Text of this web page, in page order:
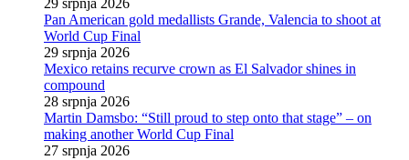
29 srpnja 2026
Pan American gold medallists Grande, Valencia to shoot at
World Cup Final
29 srpnja 2026
Mexico retains recurve crown as El Salvador shines in
compound
28 srpnja 2026
Martin Damsbo: “Still proud to step onto that stage” – on
making another World Cup Final
27 srpnja 2026